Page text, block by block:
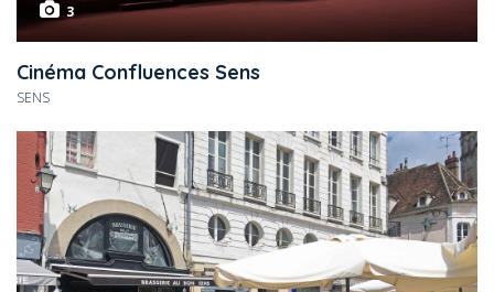
3
Cinéma Confluences Sens
SENS